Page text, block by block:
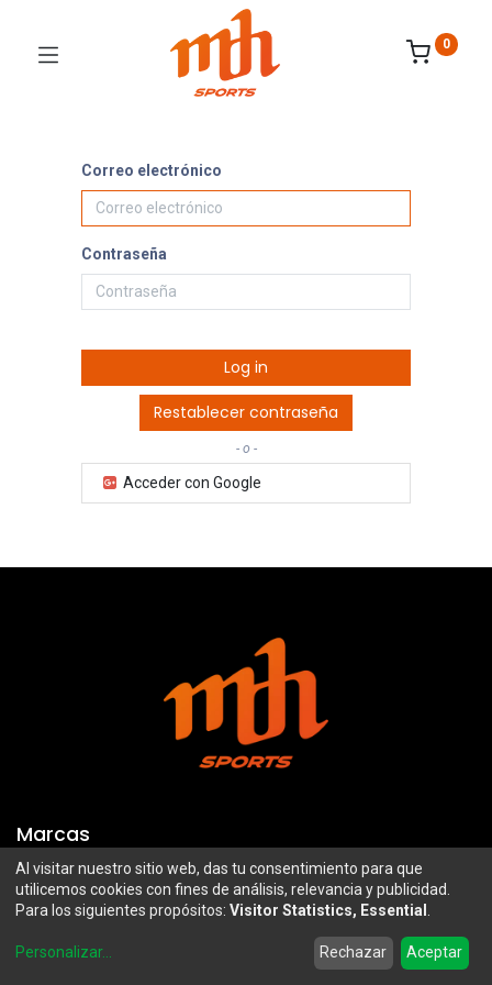
Wishlist Account
0
Correo electrónico
Contraseña
Log in
Restablecer contraseña
- o -
Acceder con Google
Marcas
Troy Lee Designs
100%
Airoh
Mazawi
SIDI
Al visitar nuestro sitio web, das tu consentimiento para que
utilicemos cookies con fines de análisis, relevancia y publicidad.
Para los siguientes propósitos: Visitor Statistics, Essential
Personalizar... Rechazar Aceptar